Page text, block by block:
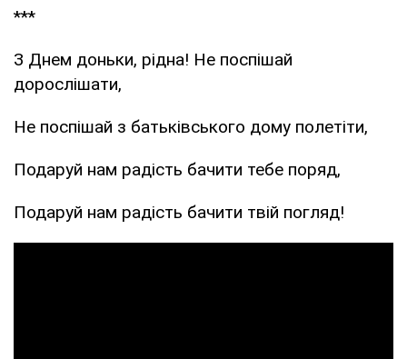
***
З Днем доньки, рідна! Не поспішай
дорослішати,
Не поспішай з батьківського дому полетіти,
Подаруй нам радість бачити тебе поряд,
Подаруй нам радість бачити твій погляд!